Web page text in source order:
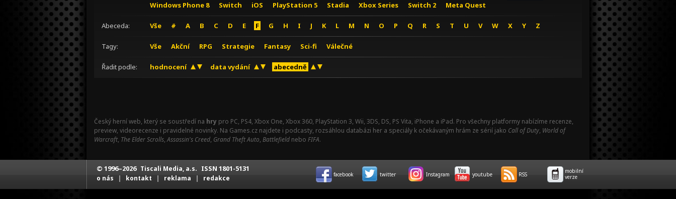
Windows Phone 8
Switch iOS PlayStation 5 Stadia Xbox Series Switch 2 Meta Quest
Abeceda: Vše # A B C D E F G H I J K L M N O P Q R S T U V W X Y Z
Tagy: Vše Akční RPG Strategie Fantasy Sci-fi Válečné
Řadit podle: hodnocení data vydání abecedně
Český herní web, který se soustředí na hry pro PC, PS4, Xbox One, Xbox 360, PlayStation 3, Wii, 3DS, DS, PS Vita, iPhone a iPad. Pro všechny platformy nabízíme recenze,
preview, videorecenze i pravidelné novinky. Na Games.cz najdete i podcasty, rozsáhlou databázi her a speciály k očekávaným hrám ze sérií jako Call of Duty, World of
Warcraft, The Elder Scrolls,Assassin's Creed, Grand Theft Auto, Battlefield nebo FIFA.
© 1996–2026 Tiscali Media, a.s. ISSN 1801-5131
o nás | kontakt | reklama | redakce facebook twitter Instagram youtube RSS
mobilní
verze